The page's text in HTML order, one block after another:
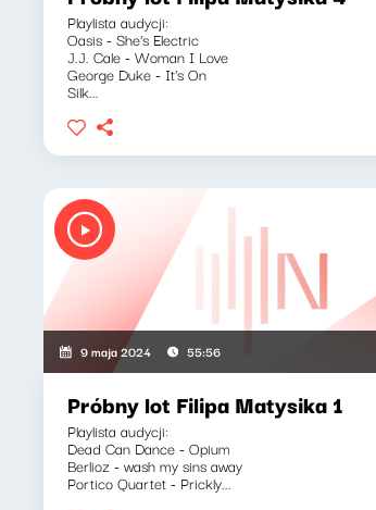
Playlista audycji:
Oasis - She's Electric
J.J. Cale - Woman I Love
George Duke - It's On
Silk...
9 maja 2024 55:56
Próbny lot Filipa Matysika 1
Playlista audycji:
Dead Can Dance - Opium
Berlioz - wash my sins away
Portico Quartet - Prickly...